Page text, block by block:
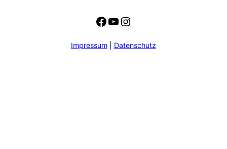
Facebook
YouTube
Instagram
Impressum Datenschutz